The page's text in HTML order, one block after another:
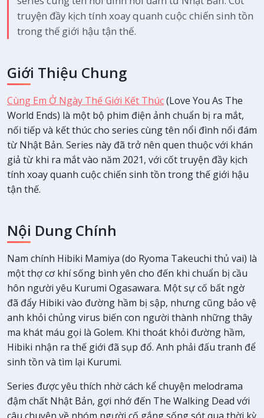
truyện đầy kịch tính xoay quanh cuộc chiến sinh tồn
trong thế giới hậu tận thế.
Giới Thiệu Chung
Cùng Em Ở Ngày Thế Giới Kết Thúc(Love You As The
World Ends) là một bộ phim điện ảnh chuẩn bị ra mắt,
nối tiếp và kết thúc cho series cùng tên nổi đình nổi đám
từ Nhật Bản. Series này đã trở nên quen thuộc với khán
giả từ khi ra mắt vào năm 2021, với cốt truyện đầy kịch
tính xoay quanh cuộc chiến sinh tồn trong thế giới hậu
tận thế.
Nội Dung Chính
Nam chính Hibiki Mamiya (do Ryoma Takeuchi thủ vai) là
một thợ cơ khí sống bình yên cho đến khi chuẩn bị cầu
hôn người yêu Kurumi Ogasawara. Một sự cố bất ngờ
đã đẩy Hibiki vào đường hầm bị sập, nhưng cũng bảo vệ
anh khỏi chủng virus biến con người thành những thây
ma khát máu gọi là Golem. Khi thoát khỏi đường hầm,
Hibiki nhận ra thế giới đã sụp đổ. Anh phải đấu tranh để
sinh tồn và tìm lại Kurumi.
Series được yêu thích nhờ cách kể chuyện melodrama
đậm chất Nhật Bản, gợi nhớ đến The Walking Dead với